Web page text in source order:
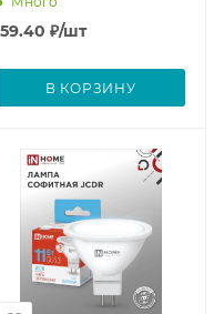
59.40 ₽/шт
В КОРЗИНУ